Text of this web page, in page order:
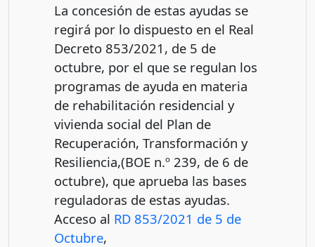
La concesión de estas ayudas se
regirá por lo dispuesto en el Real
Decreto 853/2021, de 5 de
octubre, por el que se regulan los
programas de ayuda en materia
de rehabilitación residencial y
vivienda social del Plan de
Recuperación, Transformación y
Resiliencia,(BOE n.º 239, de 6 de
octubre), que aprueba las bases
reguladoras de estas ayudas.
Acceso al RD 853/2021 de 5 de
Octubre,